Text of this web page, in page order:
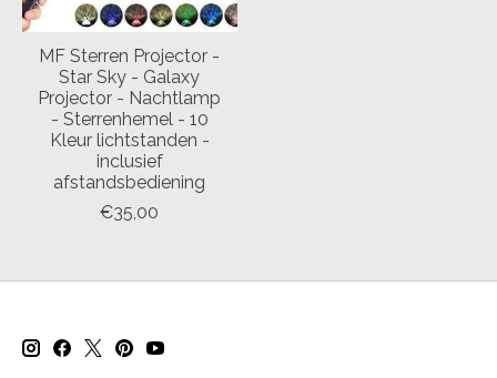
MF Sterren Projector -
Star Sky - Galaxy
Projector - Nachtlamp
- Sterrenhemel - 10
Kleur lichtstanden -
inclusief
afstandsbediening
€35,00